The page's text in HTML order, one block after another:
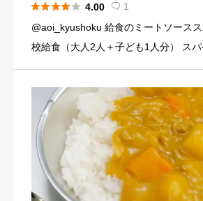
 4.00  1
@aoi_kyushoku 給食のミートソース
校給食（大人2人＋子ども1人分） ス
（120g） にんにくチューブ…少々（